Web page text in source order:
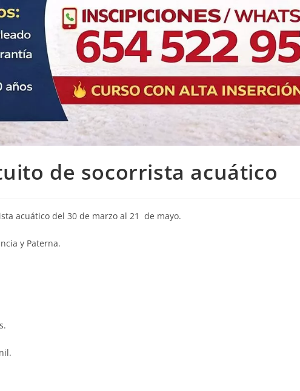
de socorrista acuático
acuático del 30 de marzo al 21 de mayo.
y Paterna.